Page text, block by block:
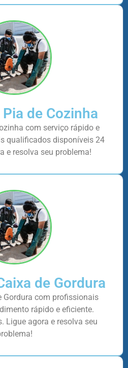
de Cozinha
com serviço rápido e
qualificados disponíveis 24
e resolva seu problema!
de Gordura
Gordura com profissionais
rápido e eficiente.
Ligue agora e resolva seu